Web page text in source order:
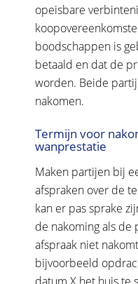
opeisbare
boodschappen is
betaald en dat de
worden. Beide
nakomen.
Termijn voor
wanprestatie
Maken partijen bij
afspraken over de
kan er pas sprake
de nakoming als
afspraak niet
bijvoorbeeld